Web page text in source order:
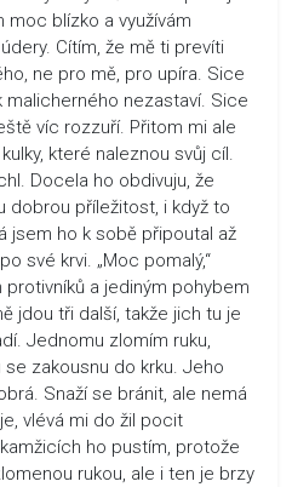
moc blízko a využívám
Cítím, že mě ti prevíti
ne pro mě, pro upíra. Sice
nezastaví. Sice
víc rozzuří. Přitom mi ale
které naleznou svůj cíl.
Docela ho obdivuju, že
dobrou příležitost, i když to
jsem ho k sobě připoutal až
své krvi. „Moc pomalý,“
a jediným pohybem
jdou tři další, takže jich tu je
Jednomu zlomím ruku,
zakousnu do krku. Jeho
Snaží se bránit, ale nemá
vlévá mi do žil pocit
ho pustím, protože
rukou, ale i ten je brzy